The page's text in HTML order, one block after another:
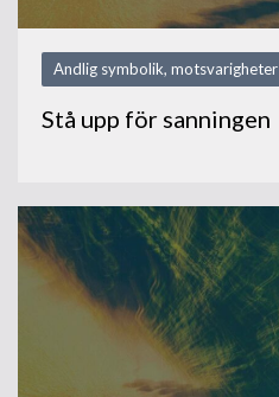
Andlig symbolik, motsvarigheter
Stå upp för sanningen